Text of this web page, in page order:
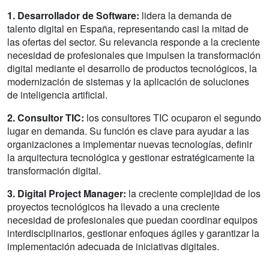
1. Desarrollador de Software: lidera la demanda de
talento digital en España, representando casi la mitad de
las ofertas del sector. Su relevancia responde a la creciente
necesidad de profesionales que impulsen la transformación
digital mediante el desarrollo de productos tecnológicos, la
modernización de sistemas y la aplicación de soluciones
de inteligencia artificial.
2. Consultor TIC: los consultores TIC ocuparon el segundo
lugar en demanda. Su función es clave para ayudar a las
organizaciones a implementar nuevas tecnologías, definir
la arquitectura tecnológica y gestionar estratégicamente la
transformación digital.
3. Digital Project Manager: la creciente complejidad de los
proyectos tecnológicos ha llevado a una creciente
necesidad de profesionales que puedan coordinar equipos
interdisciplinarios, gestionar enfoques ágiles y garantizar la
implementación adecuada de iniciativas digitales.